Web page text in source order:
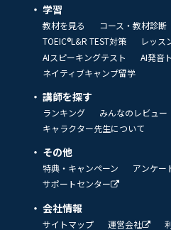
学習
教材を見る コース・教材診断
TOEIC®L&R TEST対策
レッス
AIスピーキングテスト
AI発音
ネイティブキャンプ留学
講師を探す
ランキング みんなのレビュー
キャラクター先生について
その他
特典・キャンペーン アンケー
サポートセンター
会社情報
サイトマップ 運営会社